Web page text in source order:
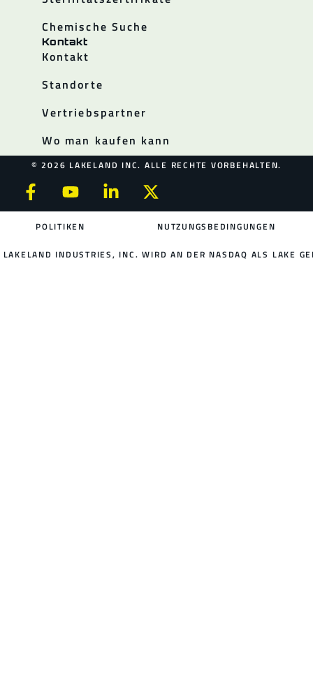
Chemische Suche
Kontakt
Kontakt
Standorte
Vertriebspartner
Wo man kaufen kann
© 2026 LAKELAND INC. ALLE RECHTE VORBEHALTEN.
POLITIKEN NUTZUNGSBEDINGUNGEN
LAKELAND INDUSTRIES, INC. WIRD AN DER NASDAQ ALS LAKE